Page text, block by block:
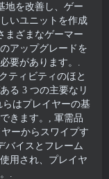
地を改善し、ゲー
いユニットを作成
まざまなゲーマー
アップグレードを
要があります。.
ティビティのほと
る 3 つの主要なリ
はプレイヤーの基
きます。, 軍需品
ーからスワイプす
バイスとフレーム
用され、プレイヤ
.